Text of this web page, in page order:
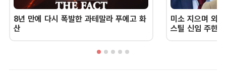
8년 만에 다시 폭발한 과테말라 푸에고 화
산
미소 지으며 외
스틸 신임 주한